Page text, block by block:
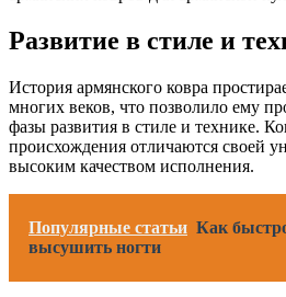
Развитие в стиле и
История армянского ковра
многих веков, что позволило ему
фазы развития в стиле и технике.
происхождения отличаются своей
высоким качеством исполнения.
Популярные статьи Как
высушить ногти